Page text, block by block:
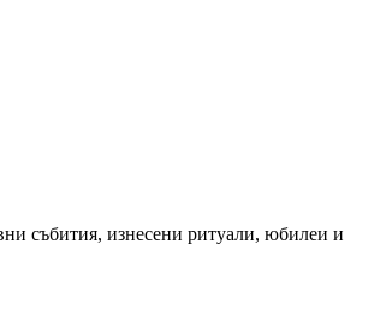
събития, изнесени ритуали, юбилеи и